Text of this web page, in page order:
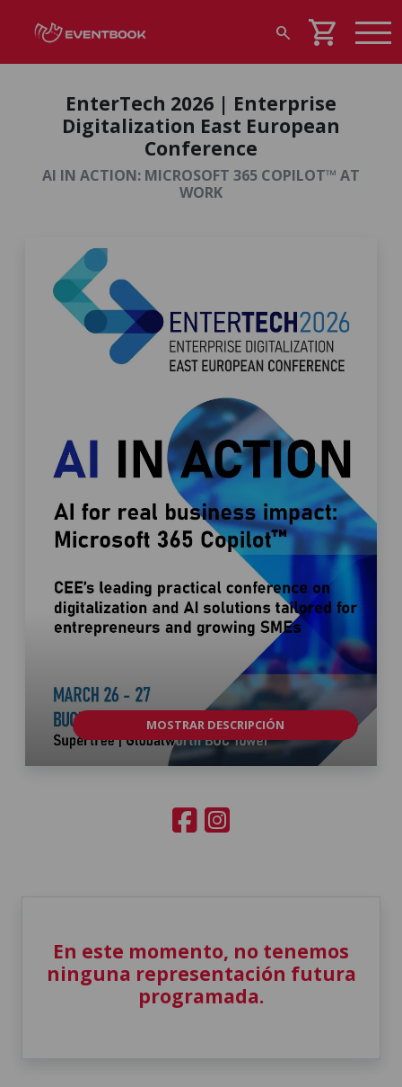
search shopping_cart
EnterTech 2026 | Enterprise
Digitalization East European
Conference
AI IN ACTION: MICROSOFT 365 COPILOT™ AT
WORK
MOSTRAR DESCRIPCIÓN
En este momento, no tenemos
ninguna representación futura
programada.